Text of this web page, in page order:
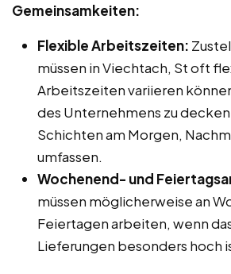
Gemeinsamkeiten:
Flexible Arbeitszeiten:
müssen in Viechtach, St oft
Arbeitszeiten variieren
des Unternehmens zu
Schichten am Morgen,
umfassen.
Wochenend- und
müssen möglicherweise an
Feiertagen arbeiten, wenn
Lieferungen besonders hoch